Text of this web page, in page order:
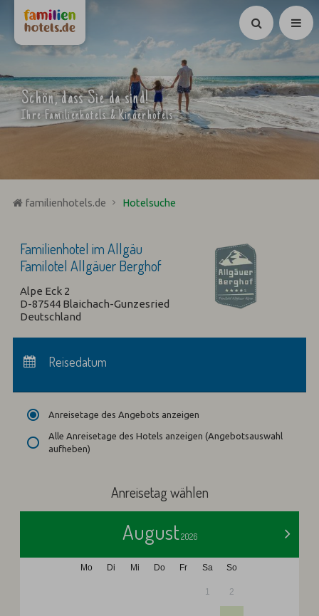
Suchen
Schön, dass Sie da sind!
Ihre Familienhotels & Kinderhotels
familienhotels.de Hotelsuche
Familienhotel im Allgäu
Familotel Allgäuer Berghof
Alpe Eck 2
D-87544 Blaichach-Gunzesried
Deutschland
Abreise:keine Auswahl
Reisedatum
Anreisetage des Angebots anzeigen
Alle Anreisetage des Hotels anzeigen (Angebotsauswahl
aufheben)
Anreisetag wählen
>
August2026
Mo Di Mi Do Fr Sa So
1 2